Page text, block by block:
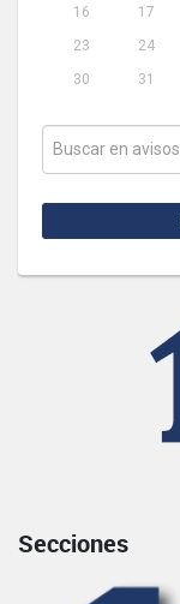
16
17
23
24
30
31
Secciones